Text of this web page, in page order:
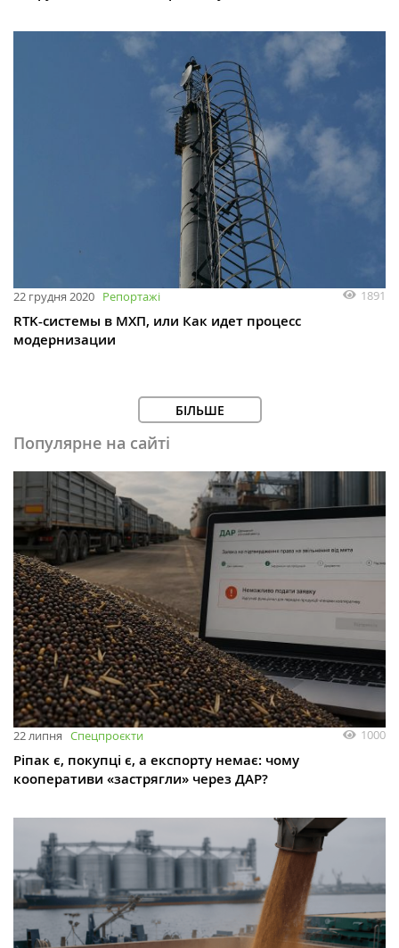
22 грудня 2020 Репортажі 1891
RTK-системы в МХП, или Как идет процесс
модернизации
БІЛЬШЕ
Популярне на сайті
22 липня Спецпроєкти 1000
Ріпак є, покупці є, а експорту немає: чому
кооперативи «застрягли» через ДАР?